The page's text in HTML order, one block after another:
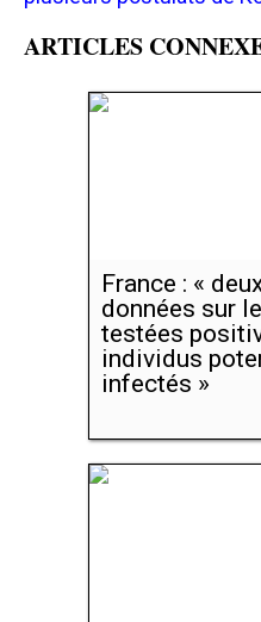
ARTICLES
France : «
données sur
testées
individus
infectés »